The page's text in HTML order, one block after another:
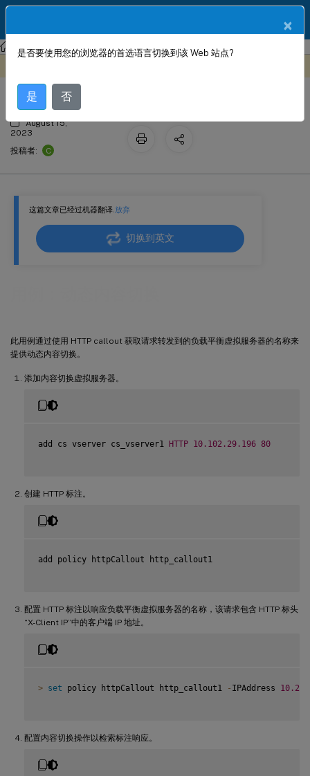
NetScaler NetScaler 13.1 AppExpert
这篇文章已经过机器翻译.放弃
切换到英文
此用例通过使用 HTTP callout 获取请求转发到的负载平衡虚拟服务器的名称来
提供动态内容切换。
添加内容切换虚拟服务器。
add cs vserver cs_vserver1 HTTP 10.102 .29 .196 80
创建 HTTP 标注。
add policy httpCallout http_callout1
配置 HTTP 标注以响应负载平衡虚拟服务器的名称，该请求包含 HTTP 标头
“X-Client IP”中的客户端 IP 地址。
> set policy httpCallout http_callout1 - IPAddress 10.217
配置内容切换操作以检索标注响应。
用例：动态内容切换
August 15,
2023
投稿者:
C
×
是否要使用您的浏览器的首选语言切换到该 Web 站点?
是 否